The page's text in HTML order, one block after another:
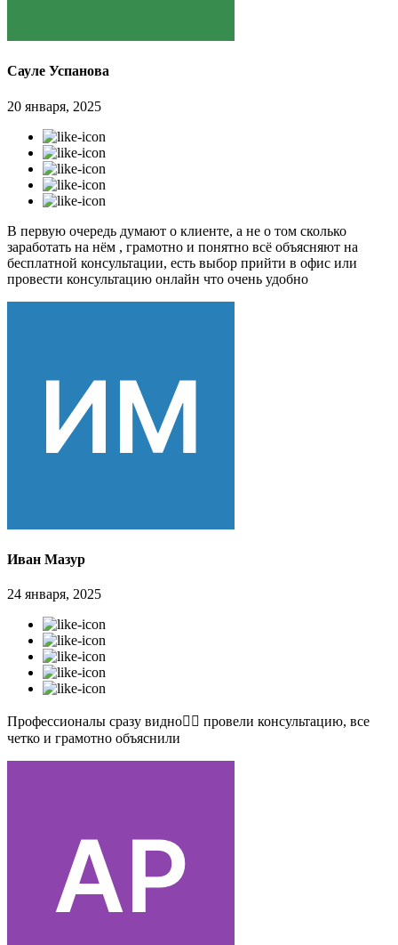
Сауле Успанова
20 января, 2025
В первую очередь думают о клиенте, а не о том сколько
заработать на нём , грамотно и понятно всё объясняют на
бесплатной консультации, есть выбор прийти в офис или
провести консультацию онлайн что очень удобно
Иван Мазур
24 января, 2025
Профессионалы сразу видно👍🏻 провели консультацию, все
четко и грамотно объяснили